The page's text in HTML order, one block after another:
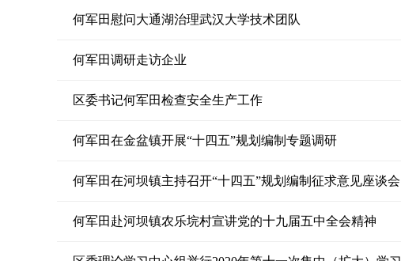
何军田慰问大通湖治理武汉大学技术团队
何军田调研走访企业
区委书记何军田检查安全生产工作
何军田在金盆镇开展“十四五”规划编制专题调研
何军田在河坝镇主持召开“十四五”规划编制征求意见座谈会
何军田赴河坝镇农乐垸村宣讲党的十九届五中全会精神